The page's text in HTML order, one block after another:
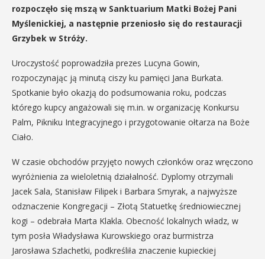
rozpoczęło się mszą w Sanktuarium Matki Bożej Pani
Myślenickiej, a następnie przeniosło się do restauracji
Grzybek w Stróży.
Uroczystość poprowadziła prezes Lucyna Gowin,
rozpoczynając ją minutą ciszy ku pamięci Jana Burkata.
Spotkanie było okazją do podsumowania roku, podczas
którego kupcy angażowali się m.in. w organizację Konkursu
Palm, Pikniku Integracyjnego i przygotowanie ołtarza na Boże
Ciało.
W czasie obchodów przyjęto nowych członków oraz wręczono
wyróżnienia za wieloletnią działalność. Dyplomy otrzymali
Jacek Sala, Stanisław Filipek i Barbara Smyrak, a najwyższe
odznaczenie Kongregacji – Złotą Statuetkę średniowiecznej
kogi – odebrała Marta Klakla. Obecność lokalnych władz, w
tym posła Władysława Kurowskiego oraz burmistrza
Jarosława Szlachetki, podkreśliła znaczenie kupieckiej